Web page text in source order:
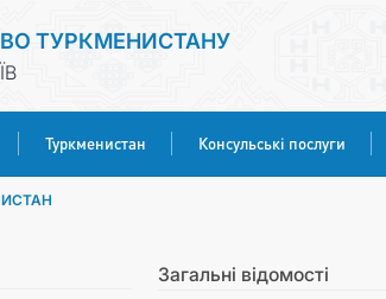
ТУРКМЕНИСТАНУ
Туркменистан Консульські послуги
Загальні відомості